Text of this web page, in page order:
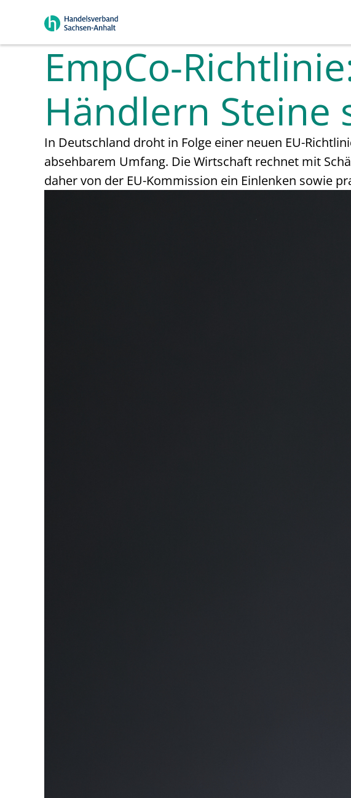
EmpCo-
Händlern Steine
In Deutschland droht in Folge einer neuen EU-
absehbarem Umfang. Die Wirtschaft rechnet mit
daher von der EU-Kommission ein Einlenken sowie